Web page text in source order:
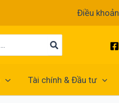
Điều khoản
Tài chính & Đầu tư